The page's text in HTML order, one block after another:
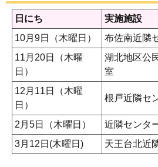
日にち
実施施設
10月9日（木曜日）
布佐南近隣
11月20日（木曜
日）
湖北地区公
室
12月11日（木曜
日）
根戸近隣セ
2月5日（木曜日）
近隣センタ
3月12日(木曜日)
天王台北近